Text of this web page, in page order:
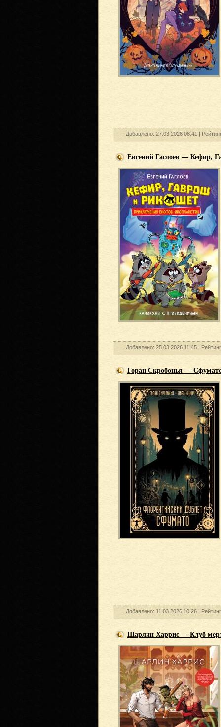
Добавлено: 27.03.2026 08:41 |
Евгений Гаглоев — Кефир,
Добавлено: 25.03.2026 11:45 |
Горан Скробонья —
Добавлено: 11.03.2026 10:26 |
Шарлин Харрис — Клуб